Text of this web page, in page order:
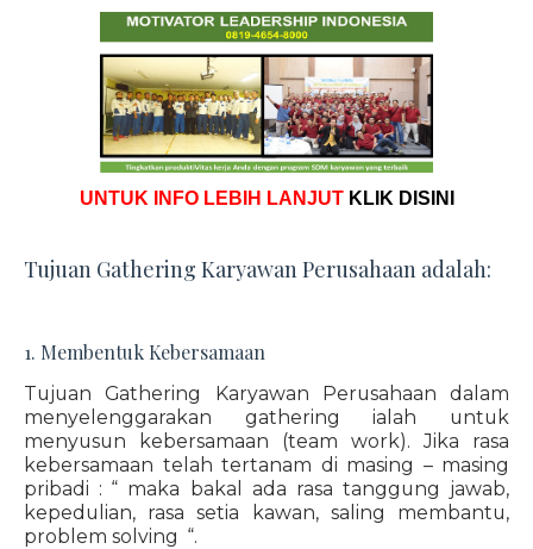
UNTUK INFO LEBIH LANJUT KLIK DISINI
Tujuan Gathering Karyawan Perusahaan adalah:
1. Membentuk Kebersamaan
Tujuan Gathering Karyawan Perusahaan dalam
menyelenggarakan gathering ialah untuk
menyusun kebersamaan (team work). Jika rasa
kebersamaan telah tertanam di masing – masing
pribadi : “ maka bakal ada rasa tanggung jawab,
kepedulian, rasa setia kawan, saling membantu,
problem solving “.